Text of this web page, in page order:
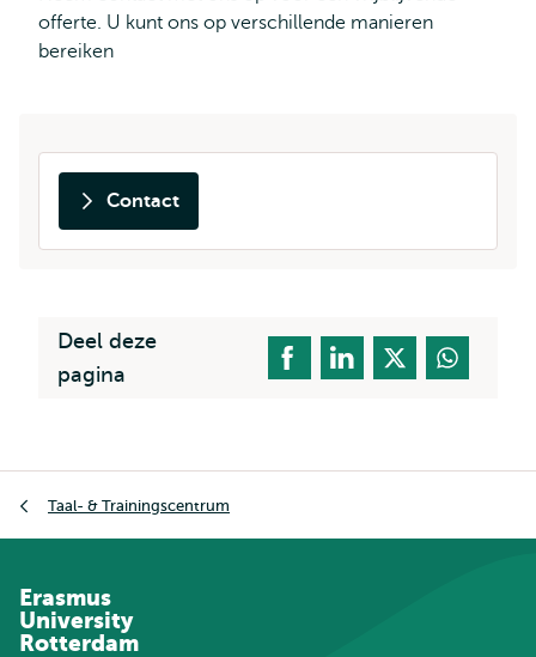
offerte. U kunt ons op verschillende manieren
bereiken
Contact
Deel deze
pagina
Taal- & Trainingscentrum
Erasmus
University
Rotterdam